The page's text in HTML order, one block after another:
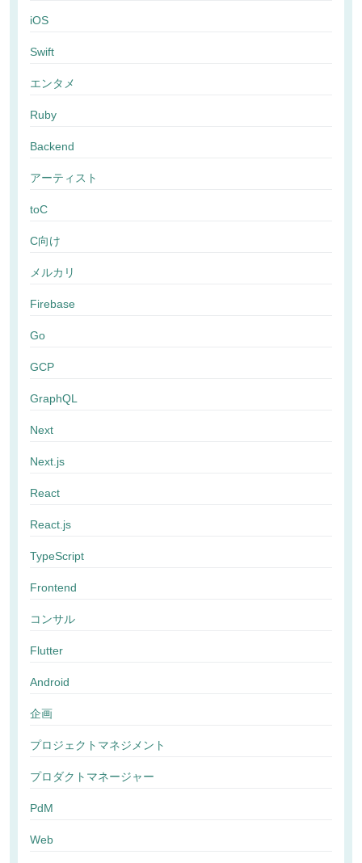
iOS
Swift
エンタメ
Ruby
Backend
アーティスト
toC
C向け
メルカリ
Firebase
Go
GCP
GraphQL
Next
Next.js
React
React.js
TypeScript
Frontend
コンサル
Flutter
Android
企画
プロジェクトマネジメント
プロダクトマネージャー
PdM
Web